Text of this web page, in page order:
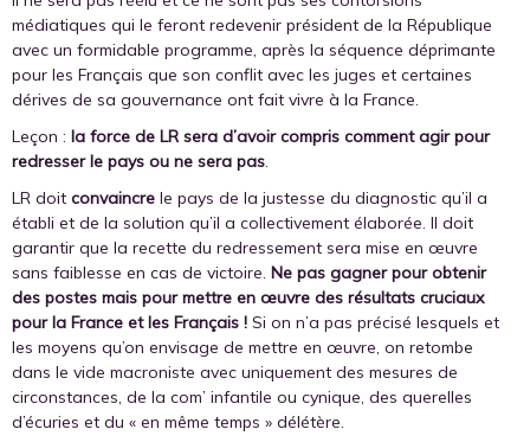
médiatiques qui le feront redevenir président de la République
avec un formidable programme, après la séquence déprimante
pour les Français que son conflit avec les juges et certaines
dérives de sa gouvernance ont fait vivre à la France.
Leçon : la force de LR sera d’avoir compris comment agir pour
redresser le pays ou ne sera pas.
LR doit convaincre le pays de la justesse du diagnostic qu’il a
établi et de la solution qu’il a collectivement élaborée. Il doit
garantir que la recette du redressement sera mise en œuvre
sans faiblesse en cas de victoire. Ne pas gagner pour obtenir
des postes mais pour mettre en œuvre des résultats cruciaux
pour la France et les Français ! Si on n’a pas précisé lesquels et
les moyens qu’on envisage de mettre en œuvre, on retombe
dans le vide macroniste avec uniquement des mesures de
circonstances, de la com’ infantile ou cynique, des querelles
d’écuries et du « en même temps » délétère.